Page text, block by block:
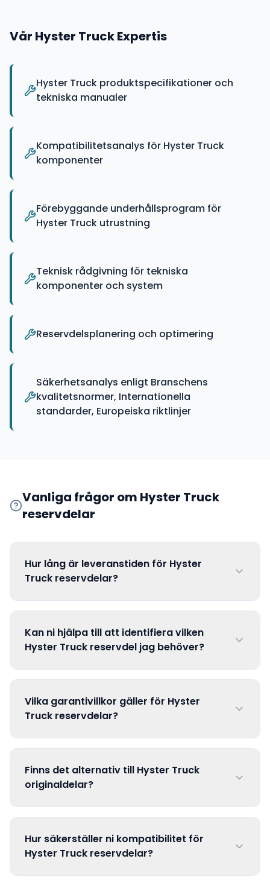
Vår Hyster TruckExpertis
Hyster Truck produktspecifikationer och
tekniska manualer
Kompatibilitetsanalys för Hyster Truck
komponenter
Förebyggande underhållsprogram för
Hyster Truck utrustning
Teknisk rådgivning för tekniska
komponenter och system
Reservdelsplanering och optimering
Säkerhetsanalys enligt Branschens
kvalitetsnormer, Internationella
standarder, Europeiska riktlinjer
Vanliga frågor om Hyster Truck
reservdelar
Hur lång är leveranstiden för Hyster
Truck reservdelar?
Kan ni hjälpa till att identifiera vilken
Hyster Truck reservdel jag behöver?
Vilka garantivillkor gäller för Hyster
Truck reservdelar?
Finns det alternativ till Hyster Truck
originaldelar?
Hur säkerställer ni kompatibilitet för
Hyster Truck reservdelar?